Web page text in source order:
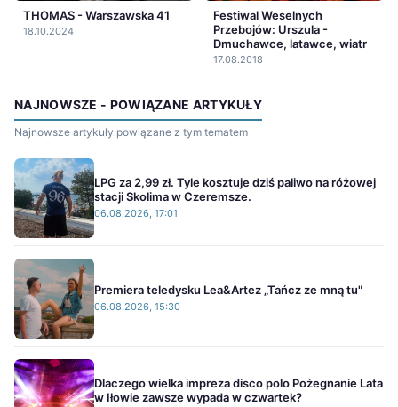
THOMAS - Warszawska 41
18.10.2024
Festiwal Weselnych
Przebojów: Urszula -
Dmuchawce, latawce, wiatr
17.08.2018
NAJNOWSZE - POWIĄZANE ARTYKUŁY
Najnowsze artykuły powiązane z tym tematem
LPG za 2,99 zł. Tyle kosztuje dziś paliwo na różowej
stacji Skolima w Czeremsze.
06.08.2026, 17:01
Premiera teledysku Lea&Artez „Tańcz ze mną tu"
06.08.2026, 15:30
Dlaczego wielka impreza disco polo Pożegnanie Lata
w Iłowie zawsze wypada w czwartek?